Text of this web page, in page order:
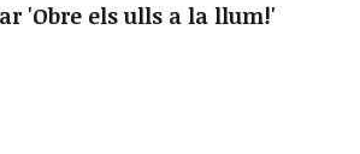
'Obre els ulls a la llum!'